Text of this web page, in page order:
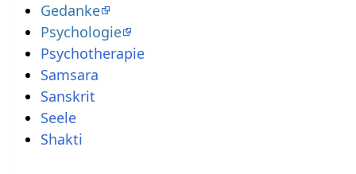
Gedanke
Psychologie
Psychotherapie
Samsara
Sanskrit
Seele
Shakti